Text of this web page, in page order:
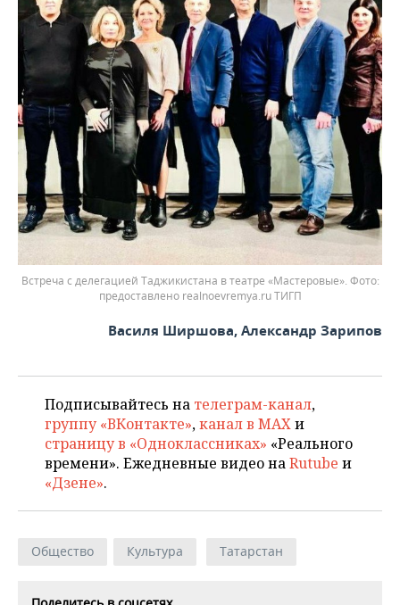
Встреча с делегацией Таджикистана в театре «Мастеровые».
предоставлено realnoevremya.ru ТИГП
Василя Ширшова, Александр Зарипов
Подписывайтесь на телеграм-канал,
группу «ВКонтакте»,канал в MAXи
страницу в «Одноклассниках» «Реального
времени». Ежедневные видео наRutube и
«Дзене».
Общество Культура Татарстан